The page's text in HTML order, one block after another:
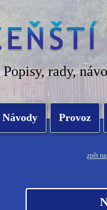
Popisy, rady,
Návody Provoz
zpět